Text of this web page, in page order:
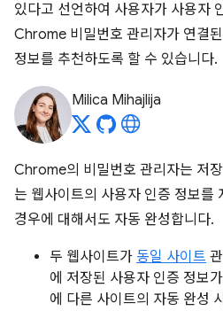
있다고 선언하여 사용자가 사용자
Chrome 비밀번호 관리자가 연결
정보를 추천하도록 할 수 있습니다.
Milica Mihajlija
Chrome의 비밀번호 관리자는 저
는 웹사이트의 사용자 인증 정보를
경우에 대해서도 자동 완성합니다.
두 웹사이트가 동일 사이트
에 저장된 사용자 인증 정보
에 다른 사이트의 자동 완성